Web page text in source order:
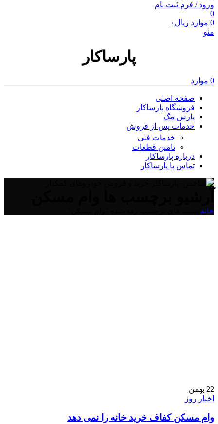
ورود / فرم ثبت نام
0
0 موارد ریال ۰
منو
پارساکار
0 موارد
صفحه اصلی
فروشگاه پارساکار
پارس مگ
خدمات پس از فروش
خدمات فنی
تامین قطعات
درباره پارساکار
تماس با پارساکار
خانه
22 بهمن
اخبار روز
وام مسکن کفاف خرید خانه را نمی دهد